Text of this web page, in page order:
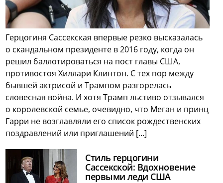
Герцогиня Сассекская впервые резко высказалась
о скандальном президенте в 2016 году, когда он
решил баллотироваться на пост главы США,
противостоя Хиллари Клинтон. С тех пор между
бывшей актрисой и Трампом разгорелась
словесная война. И хотя Трамп льстиво отзывался
о королевской семье, очевидно, что Меган и принц
Гарри не возглавляли его список рождественских
поздравлений или приглашений […]
Стиль герцогини
Сассекской: Вдохновение
первыми леди США